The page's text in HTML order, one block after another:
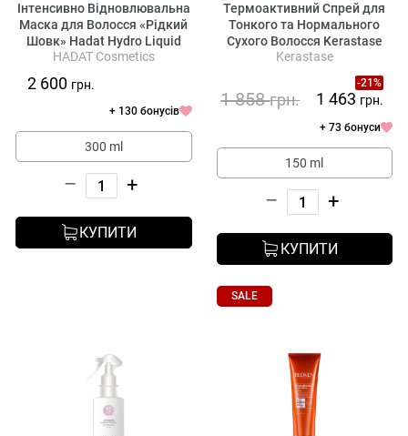
Інтенсивно Відновлювальна
Маска для Волосся «Рідкий
Шовк» Hadat Hydro Liquid
Silk Treatment
HADAT Cosmetics
2 600 грн.
+ 130 бонусів
300 ml
– +
КУПИТИ
Термоактивний Спрей для
Тонкого та Нормального
Сухого Волосся Kerastase
Nutritive Lotion Thermique
Kerastase
-21%
1 858грн. 1 463 грн.
+ 73 бонуси
150 ml
– +
КУПИТИ
SALE